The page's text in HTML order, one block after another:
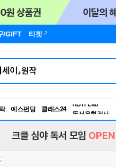
/GIFT 티켓
예스펀딩 클래스24
독서유형검사
크클 심야 독서 모임 OPEN